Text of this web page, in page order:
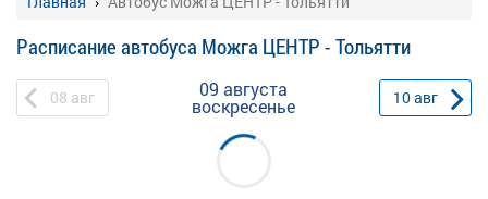
Расписание автобуса Можга ЦЕНТР - Тольятти
08 авг 09 августа
воскресенье 10авг